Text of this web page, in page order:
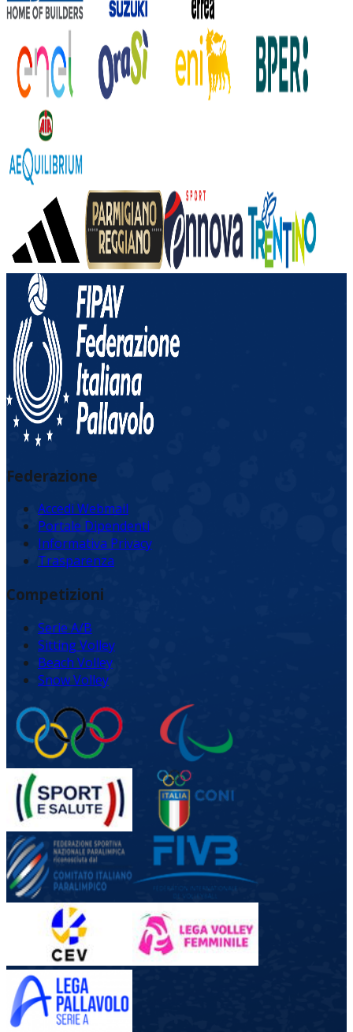
Federazione
Accedi Webmail
Portale Dipendenti
Informativa Privacy
Trasparenza
Competizioni
Serie A/B
Sitting Volley
Beach Volley
Snow Volley